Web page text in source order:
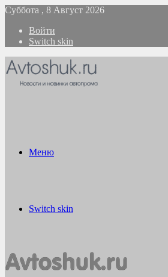
Суббота , 8 Август 2026
Войти
Switch skin
Меню
Switch skin